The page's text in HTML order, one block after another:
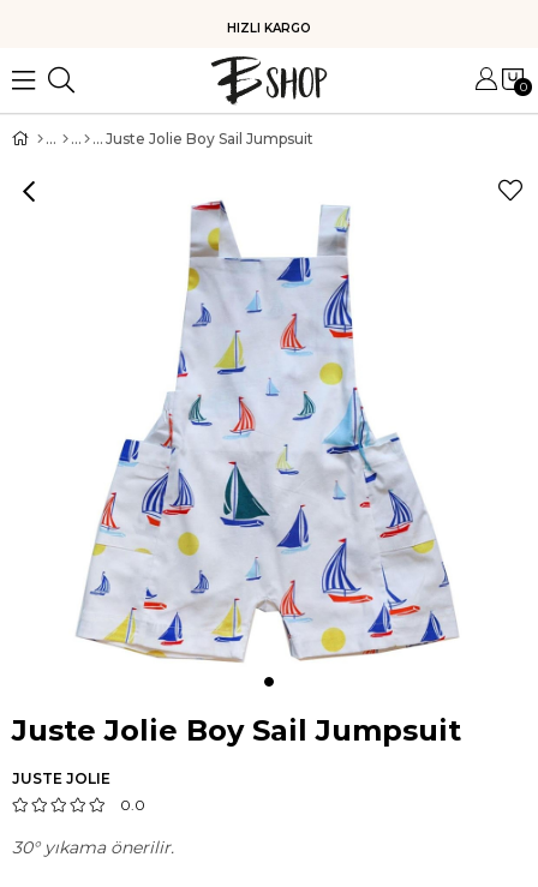
HIZLI KARGO
0
Juste Jolie Boy Sail Jumpsuit
Juste Jolie Boy Sail Jumpsuit
JUSTE JOLIE
0.0
30° yıkama önerilir.